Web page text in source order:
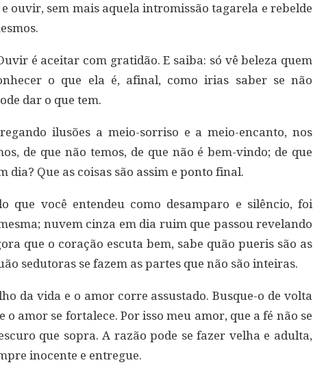
ouvir, sem mais aquela intromissão tagarela e rebelde
é aceitar com gratidão. E saiba: só vê beleza quem
o que ela é, afinal, como irias saber se não
dar o que tem.
ilusões a meio-sorriso e a meio-encanto, nos
de que não temos, de que não é bem-vindo; de que
dia? Que as coisas são assim e ponto final.
que você entendeu como desamparo e silêncio, foi
nuvem cinza em dia ruim que passou revelando
que o coração escuta bem, sabe quão pueris são as
sedutoras se fazem as partes que não são inteiras.
da vida e o amor corre assustado. Busque-o de volta
o amor se fortalece. Por isso meu amor, que a fé não se
que sopra. A razão pode se fazer velha e adulta,
inocente e entregue.